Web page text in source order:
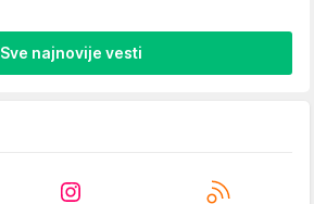
Sve najnovije vesti